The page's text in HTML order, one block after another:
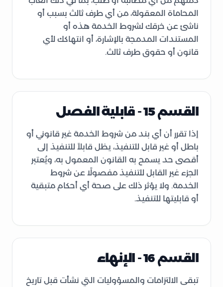
المحاماة المعقولة، من أي طرف ثالث بسبب أو
ناشئ عن خرقك لشروط الخدمة هذه أو
المستندات المدمجة بالإشارة، أو انتهاكك لأي
قانون أو حقوق طرف ثالث.
القسم 15 - قابلية الفصل
إذا تقرر أن أي بند من شروط الخدمة غير قانوني أو
باطل أو غير قابل للتنفيذ، يظل قابلاً للتنفيذ إلى
أقصى حد يسمح به القانون المعمول به، ويُعتبر
الجزء غير القابل للتنفيذ مفصولًا عن شروط
الخدمة. ولا يؤثر ذلك على صحة أي أحكام متبقية
أو قابليتها للتنفيذ.
القسم 16 - الإنهاء
تبقى الالتزامات والمسؤوليات التي نشأت قبل تاريخ